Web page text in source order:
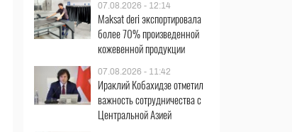
07.08.2026 - 12:14
Maksat deri экспортировала
более 70% произведенной
кожевенной продукции
07.08.2026 - 11:42
Ираклий Кобахидзе отметил
важность сотрудничества с
Центральной Азией